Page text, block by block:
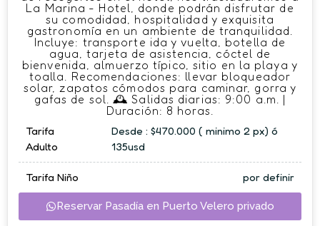
La Marina - Hotel, donde podrán disfrutar de
su comodidad, hospitalidad y exquisita
gastronomía en un ambiente de tranquilidad.
Incluye: transporte ida y vuelta, botella de
agua, tarjeta de asistencia, cóctel de
bienvenida, almuerzo típico, sitio en la playa y
toalla. Recomendaciones: llevar bloqueador
solar, zapatos cómodos para caminar, gorra y
gafas de sol. 🕰 Salidas diarias: 9:00 a.m. |
Duración: 8 horas.
Tarifa
Adulto
Desde : $470.000 ( minimo 2 px) ó
135usd
Tarifa Niño por definir
Reservar Pasadía en Puerto Velero privado